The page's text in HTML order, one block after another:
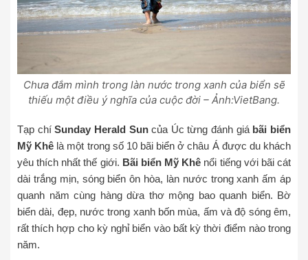
Chưa đắm mình trong làn nước trong xanh của biển sẽ
thiếu một điều ý nghĩa của cuộc đời – Ảnh:VietBang.
Tạp chíSunday Herald Suncủa Úc từng đánh giá bãi biển
Mỹ Khê là một trong số 10 bãi biển ở châu Á được du khách
yêu thích nhất thế giới. Bãi biển Mỹ Khê nổi tiếng với bãi cát
dài trắng mịn, sóng biển ôn hòa, làn nước trong xanh ấm áp
quanh năm cùng hàng dừa thơ mộng bao quanh biển. Bờ
biển dài, đẹp, nước trong xanh bốn mùa, ấm và độ sóng êm,
rất thích hợp cho kỳ nghỉ biển vào bất kỳ thời điểm nào trong
năm.